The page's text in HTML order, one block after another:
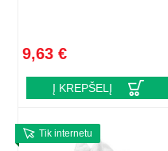
9,63 €
Į KREPŠELĮ
Tik internetu